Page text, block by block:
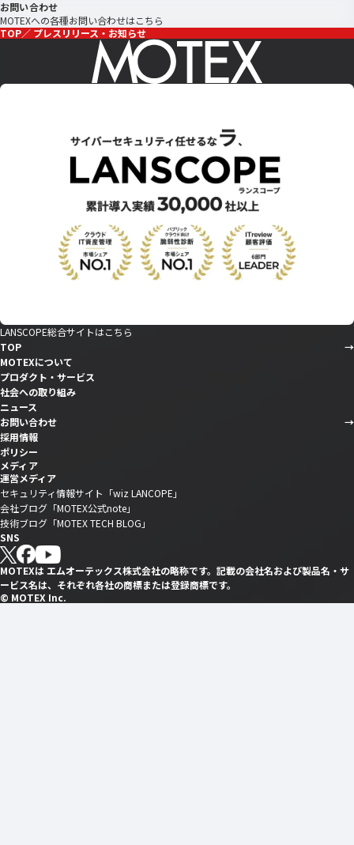
お問い合わせ
MOTEXへの各種お問い合わせはこちら
TOP
プレスリリース・お知らせ
LANSCOPE総合サイトはこちら
TOP
MOTEXについて
プロダクト・サービス
社会への取り組み
ニュース
お問い合わせ
採用情報
ポリシー
メディア
運営メディア
セキュリティ情報サイト「wiz LANCOPE」
会社ブログ「MOTEX公式note」
技術ブログ「MOTEX TECH BLOG」
SNS
MOTEXは エムオーテックス株式会社の略称です。記載の会社名および製品名・サ
ービス名は、それぞれ各社の商標または登録商標です。
© MOTEX Inc.